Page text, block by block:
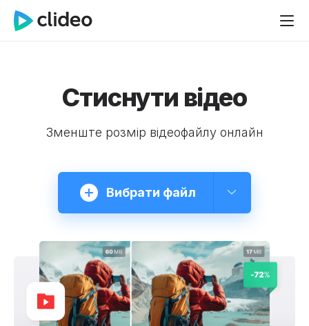
Стиснути відео
Зменште розмір відеофайлу онлайн
Вибрати файл